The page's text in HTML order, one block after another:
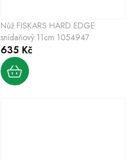
Nůž FISKARS HARD EDGE
snídaňový 11cm 1054947
635 Kč